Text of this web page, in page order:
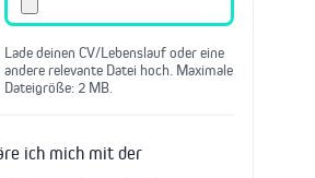
Lade deinen CV/Lebenslauf oder eine
andere relevante Datei hoch. Maximale
Dateigröße: 2 MB.
ich mich mit der